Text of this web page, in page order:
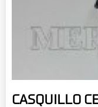
CASQUILLO